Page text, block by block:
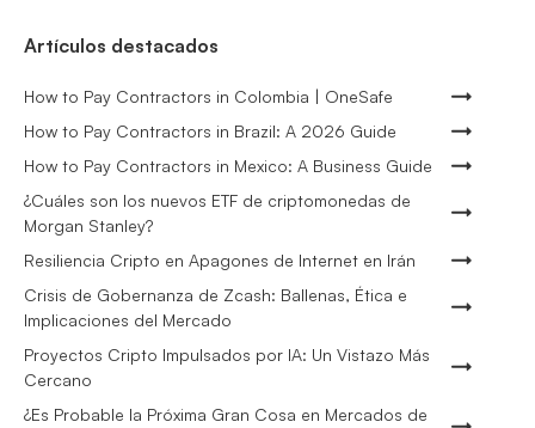
Artículos destacados
How to Pay Contractors in Colombia | OneSafe
How to Pay Contractors in Brazil: A 2026 Guide
How to Pay Contractors in Mexico: A Business Guide
¿Cuáles son los nuevos ETF de criptomonedas de
Morgan Stanley?
Resiliencia Cripto en Apagones de Internet en Irán
Crisis de Gobernanza de Zcash: Ballenas, Ética e
Implicaciones del Mercado
Proyectos Cripto Impulsados por IA: Un Vistazo Más
Cercano
¿Es Probable la Próxima Gran Cosa en Mercados de